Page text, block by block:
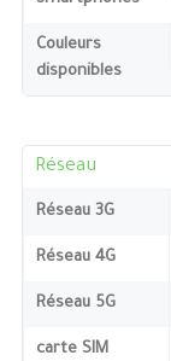
Couleurs
disponibles
Réseau
Réseau 3G
Réseau 4G
Réseau 5G
carte SIM